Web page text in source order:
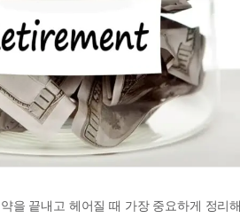
을 끝내고 헤어질 때 가장 중요하게 정리